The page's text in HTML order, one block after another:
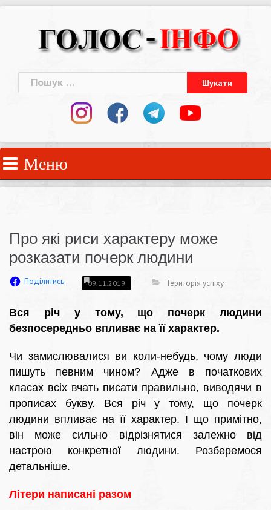
Пошук:
Меню
Про які риси характеру може
розказати почерк людини
Поділитись 09.11.2019 Територія успіху
Вся річ у тому, що почерк людини
безпосередньо впливає на її характер.
Чи замислювалися ви коли-небудь, чому люди
пишуть певним чином? Адже в початкових
класах всіх вчать писати правильно, виводячи в
прописах букву. Вся річ у тому, що почерк
людини впливає на її характер. І що примітно,
він може сильно відрізнятися залежно від
настрою конкретної людини. Розберемося
детальніше.
Літери написані разом